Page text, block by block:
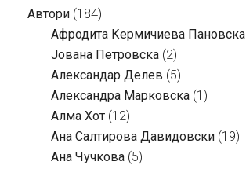
Автори (184)
Aфродита Кермичиева Пановска
Јована Петровска (2)
Александар Делев (5)
Александра Марковска (1)
Алма Хот (12)
Ана Салтирова Давидовски (19)
Ана Чучкова (5)